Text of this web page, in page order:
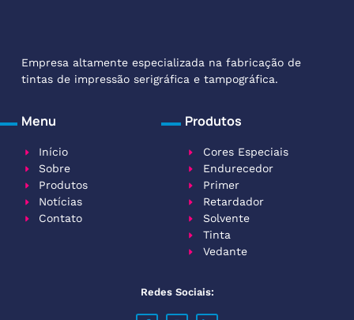
Empresa altamente especializada na fabricação de
tintas de impressão serigráfica e tampográfica.
Menu
Início
Sobre
Produtos
Notícias
Contato
Produtos
Cores Especiais
Endurecedor
Primer
Retardador
Solvente
Tinta
Vedante
Redes Sociais: